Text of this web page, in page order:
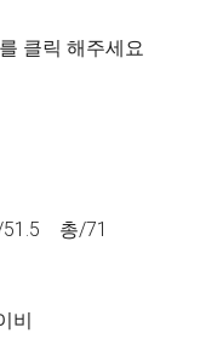
클릭 해주세요
총/71
비